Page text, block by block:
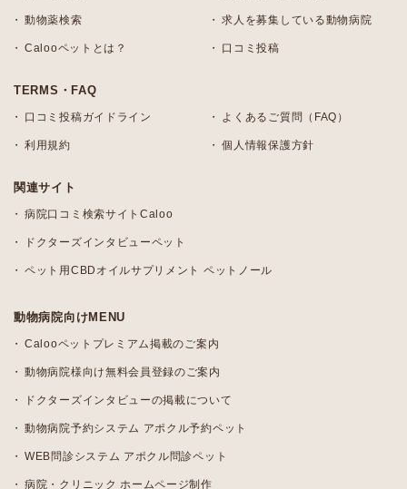
動物薬検索 求人を募集している動物病院
Calooペットとは？ 口コミ投稿
TERMS・FAQ
口コミ投稿ガイドライン よくあるご質問（FAQ）
利用規約 個人情報保護方針
関連サイト
病院口コミ検索サイトCaloo
ドクターズインタビューペット
ペット用CBDオイルサプリメント ペットノール
動物病院向けMENU
Calooペットプレミアム掲載のご案内
動物病院様向け無料会員登録のご案内
ドクターズインタビューの掲載について
動物病院予約システム アポクル予約ペット
WEB問診システム アポクル問診ペット
病院・クリニック ホームページ制作